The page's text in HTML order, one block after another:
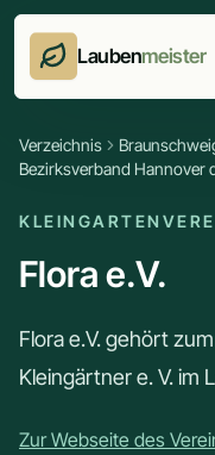
Laubenmeister
Verzeichnis
Bezirksverband Hannover
Flora e.V.
Flora e.V. gehört
Kleingärtner e. V. im
Zur Webseite des